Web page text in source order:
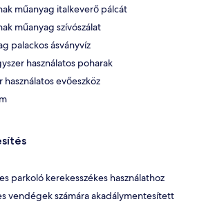
műanyag italkeverő pálcát
műanyag szívószálat
palackos ásványvíz
használatos poharak
használatos evőeszköz
parkoló kerekesszékes használathoz
vendégek számára akadálymentesített